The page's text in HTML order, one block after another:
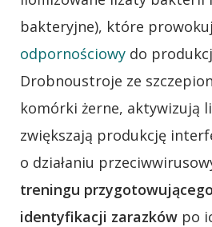
bakteryjne), które
odpornościowy do
Drobnoustroje ze
komórki żerne, aktywizują
zwiększają produkcję
o działaniu
treningu
identyfikacji zarazków po